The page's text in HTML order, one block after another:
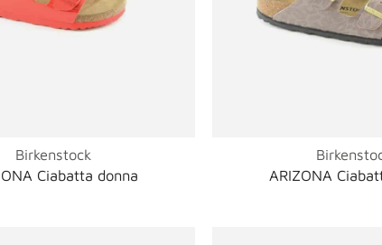
Birkenstock
Ciabatta donna
ARIZONA